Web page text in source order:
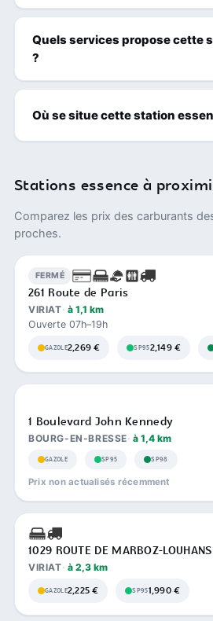
Quels services propose cette
?
Où se situe cette station
Stations essence à
Comparez les prix des carburants
proches.
FERMÉ
261 Route de Paris
VIRIAT à 1,1 km
Ouverte 07h–19h
GAZOLE2,269 € SP952,149 €
1 Boulevard John Kennedy
BOURG-EN-BRESSE à 1,4 km
GAZOLE SP95 SP98
Prix non actualisés récemment
1029 ROUTE DE MARBOZ-LOUHANS
VIRIAT à 2,3 km
GAZOLE2,225 € SP951,990 €